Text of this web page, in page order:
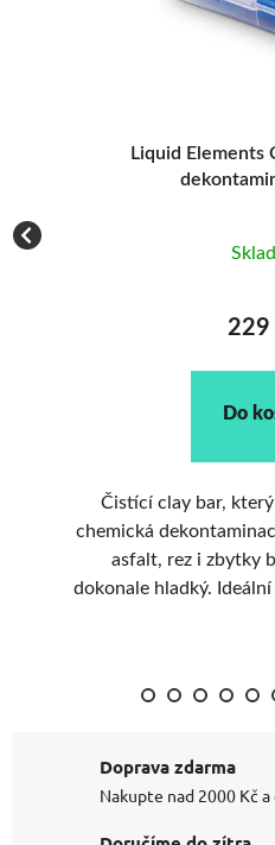
Liquid Elements
229
Do
Čistící clay bar,
chemická dekontaminace
asfalt, rez i zbytky barvy.
dokonale hladký. Ideální - nutná, příprava před
Doprava zdarma
Nakupte nad 2000 Kč